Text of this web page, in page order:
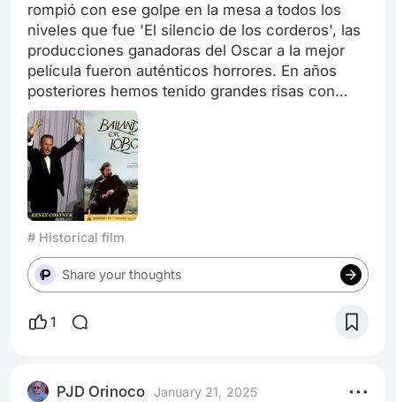
rompió con ese golpe en la mesa a todos los
niveles que fue 'El silencio de los corderos', las
producciones ganadoras del Oscar a la mejor
película fueron auténticos horrores. En años
posteriores hemos tenido grandes risas con
películas que el tiempo ha puesto en su sitio,
con bluffs del calibre de 'Shakespeare in Love',
'American Beauty', 'Gladiator' (¡en serio, ganó el
Oscar a mejor película!), 'Una mente
maravillosa' o 'Crash'. Pero es que entre 1986 y
1991, mira qué repóker: 'El último emperador',
'Rain Man', 'Paseando a Miss Daisy' y 'Bailando
con lobos'.
# Historical film
Share your thoughts
1
PJD Orinoco January 21, 2025